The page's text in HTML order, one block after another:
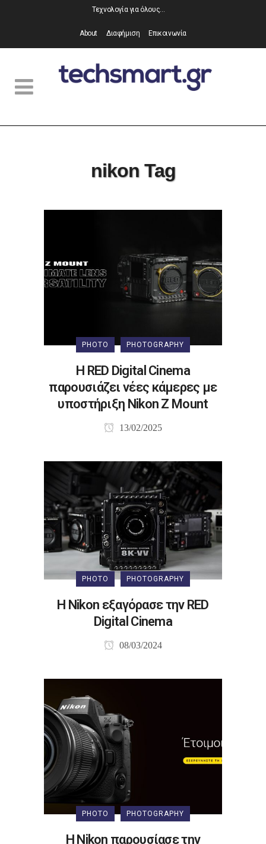
Τεχνολογία για όλους…
About Διαφήμιση Επικοινωνία
nikon Tag
PHOTO PHOTOGRAPHY
Η RED Digital Cinema
παρουσιάζει νέες κάμερες με
υποστήριξη Nikon Z Mount
13/02/2025
PHOTO PHOTOGRAPHY
Η Nikon εξαγόρασε την RED
Digital Cinema
08/03/2024
PHOTO PHOTOGRAPHY
Η Nikon παρουσίασε την